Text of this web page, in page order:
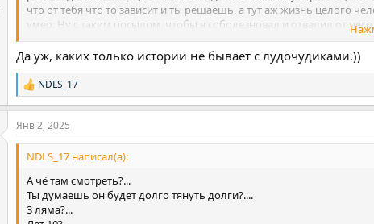
что от тебя что то зависит и ты решаешь, а тут аж жизнь целого
умер. Ну с таким посылом, чтобы я соболезновал и отвалил от
другой стороны дороги как счастливая семья) Хотел в ебач дать,
Да уж, каких только истории не бывает с лудочудиками.))
Р
е
а
к
ц
и
NDLS_17
Янв 2, 2025
NDLS_17 написал(а):
А чё там смотреть?...
Ты думаешь он будет долго тянуть долги?....
3 ляма?...